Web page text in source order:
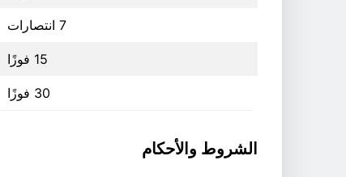
7 انتصارات
15 فوزًا
30 فوزًا
الشروط والأحكام